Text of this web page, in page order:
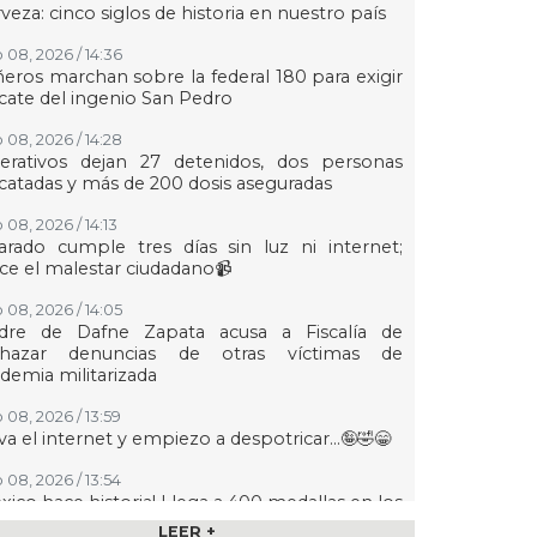
cinco siglos de historia en nuestro país
08, 2026 / 14:36
marchan sobre la federal 180 para exigir
del ingenio San Pedro
08, 2026 / 14:28
dejan 27 detenidos, dos personas
y más de 200 dosis aseguradas
08, 2026 / 14:13
cumple tres días sin luz ni internet;
el malestar ciudadano📹
08, 2026 / 14:05
de Dafne Zapata acusa a Fiscalía de
denuncias de otras víctimas de
militarizada
08, 2026 / 13:59
el internet y empiezo a despotricar...🤪🤣😁
08, 2026 / 13:54
hace historia! Llega a 400 medallas en los
Centroamericanos 2026
LEER +